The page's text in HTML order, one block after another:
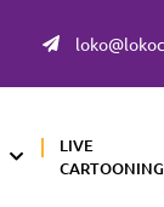
LIVE
CARTOONING